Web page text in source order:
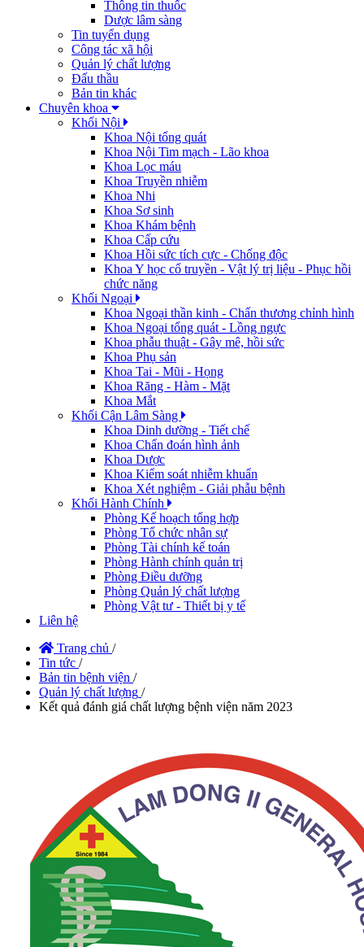
Thông tin thuốc
Dược lâm sàng
Tin tuyển dụng
Công tác xã hội
Quản lý chất lượng
Đấu thầu
Bản tin khác
Chuyên khoa
Khối Nội
Khoa Nội tổng quát
Khoa Nội Tim mạch - Lão khoa
Khoa Lọc máu
Khoa Truyền nhiễm
Khoa Nhi
Khoa Sơ sinh
Khoa Khám bệnh
Khoa Cấp cứu
Khoa Hồi sức tích cực - Chống độc
Khoa Y học cổ truyền - Vật lý trị liệu - Phục hồi
chức năng
Khối Ngoại
Khoa Ngoại thần kinh - Chấn thương chỉnh hình
Khoa Ngoại tổng quát - Lồng ngực
Khoa phẫu thuật - Gây mê, hồi sức
Khoa Phụ sản
Khoa Tai - Mũi - Họng
Khoa Răng - Hàm - Mặt
Khoa Mắt
Khối Cận Lâm Sàng
Khoa Dinh dưỡng - Tiết chế
Khoa Chẩn đoán hình ảnh
Khoa Dược
Khoa Kiểm soát nhiễm khuẩn
Khoa Xét nghiệm - Giải phẫu bệnh
Khối Hành Chính
Phòng Kế hoạch tổng hợp
Phòng Tổ chức nhân sự
Phòng Tài chính kế toán
Phòng Hành chính quản trị
Phòng Điều dưỡng
Phòng Quản lý chất lượng
Phòng Vật tư - Thiết bị y tế
Liên hệ
Trang chủ /
Tin tức /
Bản tin bệnh viện /
Quản lý chất lượng /
Kết quả đánh giá chất lượng bệnh viện năm 2023